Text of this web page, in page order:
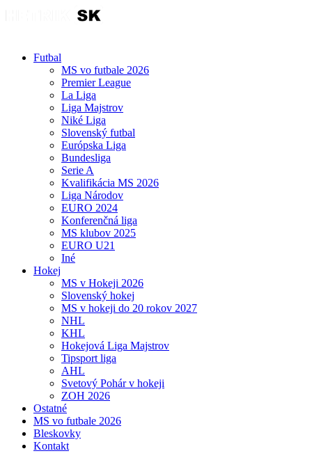
Futbal
MS vo futbale 2026
Premier League
La Liga
Liga Majstrov
Niké Liga
Slovenský futbal
Európska Liga
Bundesliga
Serie A
Kvalifikácia MS 2026
Liga Národov
EURO 2024
Konferenčná liga
MS klubov 2025
EURO U21
Iné
Hokej
MS v Hokeji 2026
Slovenský hokej
MS v hokeji do 20 rokov 2027
NHL
KHL
Hokejová Liga Majstrov
Tipsport liga
AHL
Svetový Pohár v hokeji
ZOH 2026
Ostatné
MS vo futbale 2026
Bleskovky
Kontakt